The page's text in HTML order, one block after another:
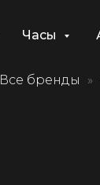
Часы
Все бренды